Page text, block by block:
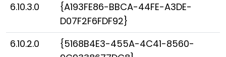
6.10.3.0
{A193FE86-BBCA-44FE-A3DE-
D07F2F6FDF92}
6.10.2.0
{5168B4E3-455A-4C41-8560-